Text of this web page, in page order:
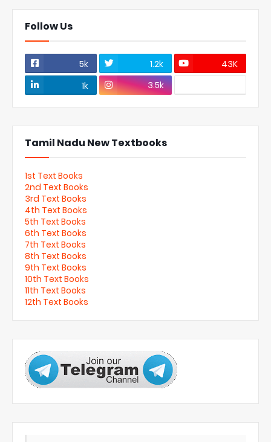
Follow Us
5k 1.2k
43K
1k
3.5k
Tamil Nadu New Textbooks
1st Text Books
2nd Text Books
3rd Text Books
4th Text Books
5th Text Books
6th Text Books
7th Text Books
8th Text Books
9th Text Books
10th Text Books
11th Text Books
12th Text Books